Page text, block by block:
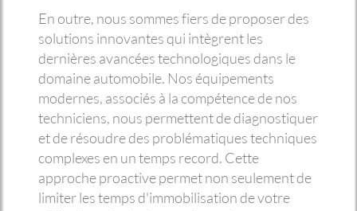
En outre, nous sommes fiers de proposer des
solutions innovantes qui intègrent les
dernières avancées technologiques dans le
domaine automobile. Nos équipements
modernes, associés à la compétence de nos
techniciens, nous permettent de diagnostiquer
et de résoudre des problématiques techniques
complexes en un temps record. Cette
approche proactive permet non seulement de
limiter les temps d'immobilisation de votre